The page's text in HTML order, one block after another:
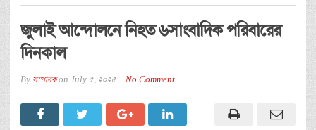
জুলাই আন্দোলনে নিহত ৬সাংবাদিক পরিবারের
দিনকাল
By সম্পাদকon July 5, 2025 No Comment